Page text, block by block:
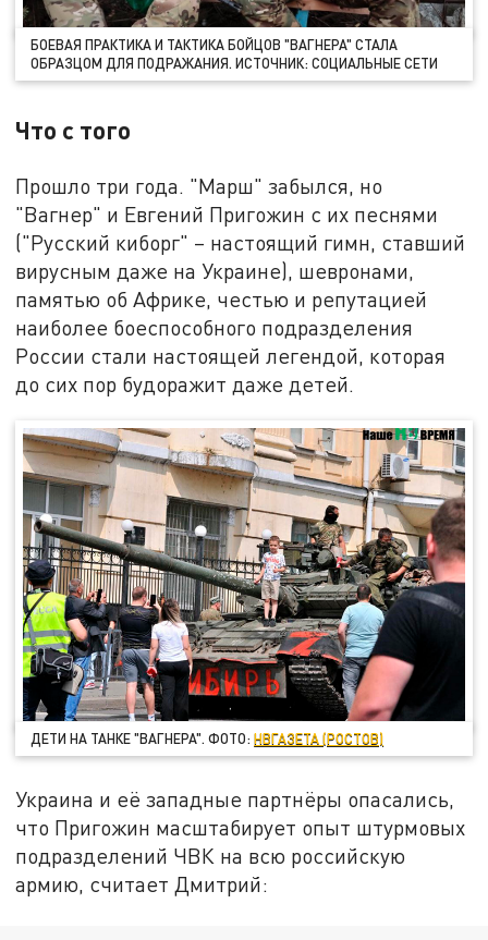
БОЕВАЯ ПРАКТИКА И ТАКТИКА БОЙЦОВ "ВАГНЕРА" СТАЛА
ОБРАЗЦОМ ДЛЯ ПОДРАЖАНИЯ. ИСТОЧНИК: СОЦИАЛЬНЫЕ СЕТИ
Что с того
Прошло три года. "Марш" забылся, но
"Вагнер" и Евгений Пригожин с их песнями
("Русский киборг" – настоящий гимн, ставший
вирусным даже на Украине), шевронами,
памятью об Африке, честью и репутацией
наиболее боеспособного подразделения
России стали настоящей легендой, которая
до сих пор будоражит даже детей.
ДЕТИ НА ТАНКЕ "ВАГНЕРА". ФОТО:НВГАЗЕТА (РОСТОВ)
Украина и её западные партнёры опасались,
что Пригожин масштабирует опыт штурмовых
подразделений ЧВК на всю российскую
армию, считает Дмитрий: